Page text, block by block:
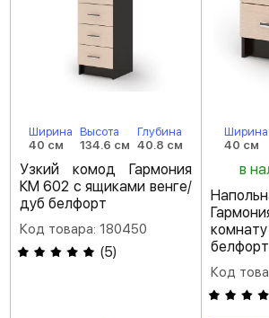
Ширина
40 см
Высота
134.6 см
Глубина
40.8 см
Узкий комод Гармония
КМ 602 с ящиками венге/
дуб белфорт
Код товара: 180450
(5)
Ширина
40 см
в
белфорт
Код